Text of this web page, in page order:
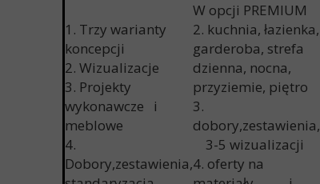
1. Trzy warianty
koncepcji
2. Wizualizacje
3. Projekty
wykonawcze i
meblowe
4.
Dobory,zestawienia,
W opcji PREMIUM
2. kuchnia, łazienka,
garderoba, strefa
dzienna, nocna,
przyziemie, piętro
3.
dobory,zestawienia,
3-5 wizualizacji
4. oferty na